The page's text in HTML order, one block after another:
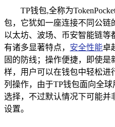
TP钱包,全称为
包，它犹如一座连接不同公链
以太坊、波场、币安智能链等
有诸多显著特点， 安全性能卓
固的防线；操作便捷，即使
样，用户可以在钱包中轻松进
列操作，由于TP钱包面向全
选择，不过默认情况下可能并
设置。